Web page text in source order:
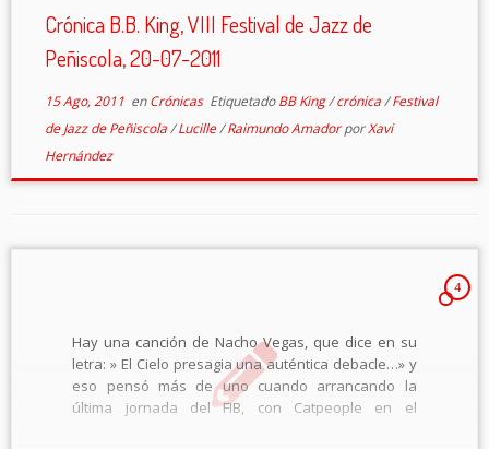
Crónica B.B. King, VIII Festival de Jazz de
Peñiscola, 20-07-2011
15 Ago, 2011enCrónicas EtiquetadoBB King/crónica/Festival
de Jazz de Peñiscola/Lucille/Raimundo AmadorporXavi
Hernández
4
Hay una canción de Nacho Vegas, que dice en su
letra: » El Cielo presagia una auténtica debacle…» y
eso pensó más de uno cuando arrancando la
última jornada del FIB, con Catpeople en el